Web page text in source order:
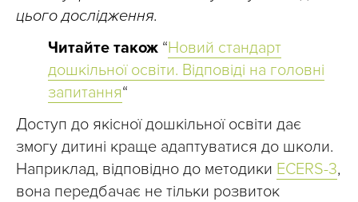
цього дослідження.
Читайте також “Новий стандарт
дошкільної освіти. Відповіді на головні
запитання“
Доступ до якісної дошкільної освіти дає
змогу дитині краще адаптуватися до школи.
Наприклад, відповідно до методики ECERS-3,
вона передбачає не тільки розвиток